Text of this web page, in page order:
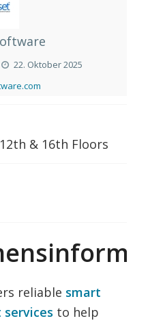
22. Oktober 2025
& 16th Floors
reliable smart
to help